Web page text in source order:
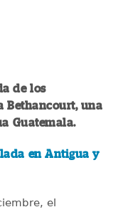
de los
Bethancourt, una
Guatemala.
en Antigua y
el